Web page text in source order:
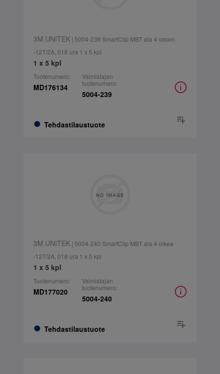
3M UNITEK| 5004-239 SmartClip MBT ala 4 vasen
-12T/2A, 018 ura 1 x 5 kpl
1 x 5 kpl
Tuotenumero:
MD176134
Tehdastilaustuote
Valmistajan
tuotenumero:
5004-239
3M UNITEK| 5004-240 SmartClip MBT ala 4 oikea
-12T/2A, 018 ura 1 x 5 kpl
1 x 5 kpl
Tuotenumero:
MD177020
Tehdastilaustuote
Valmistajan
tuotenumero:
5004-240